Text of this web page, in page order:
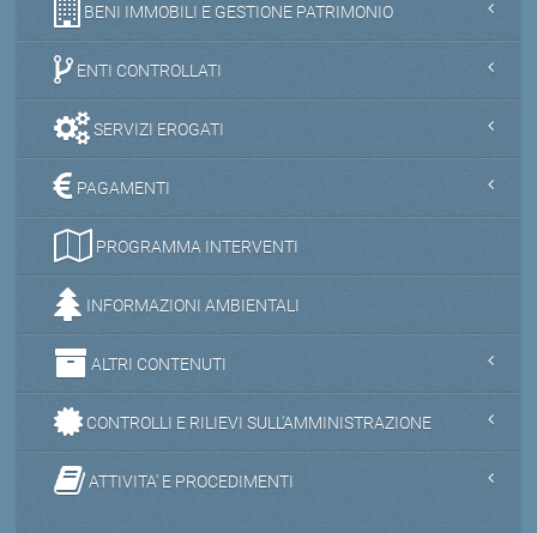
BENI IMMOBILI E GESTIONE PATRIMONIO
ENTI CONTROLLATI
SERVIZI EROGATI
PAGAMENTI
PROGRAMMA INTERVENTI
INFORMAZIONI AMBIENTALI
ALTRI CONTENUTI
CONTROLLI E RILIEVI SULL'AMMINISTRAZIONE
ATTIVITA' E PROCEDIMENTI